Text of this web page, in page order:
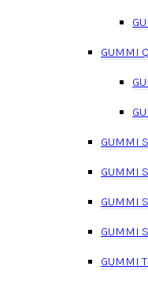
GUMMI
GUMMI
GUMMI
GUMMI
GUMMI
GUMMI